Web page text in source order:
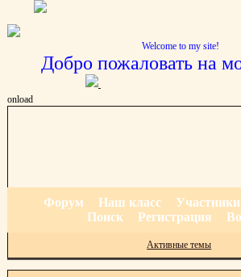
Welcome to my site!
Добро пожаловать на
onload
Форум Наш класс Участники
Поиск
Регистрация
Активные темы